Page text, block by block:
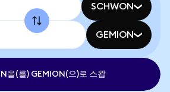
SCHWON
GEMION
을(를) GEMION(으)로 스왑